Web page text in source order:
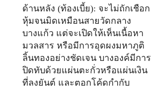
ด้านหลัง (ท้องเบี้ย): จะไม่ถักเชือก
หุ้มจนมิดเหมือนสายวัดกลาง
บางแก้ว แต่จะเปิดให้เห็นเนื้อหา
มวลสาร หรือมีการอุดผงมหาภูติ
ลิ้นทองอย่างชัดเจน บางองค์มีการ
ปิดทับด้วยแผ่นตะกั่วหรือแผ่นเงิน
ที่ลงยันต์ และตอกโค้ดกำกับ